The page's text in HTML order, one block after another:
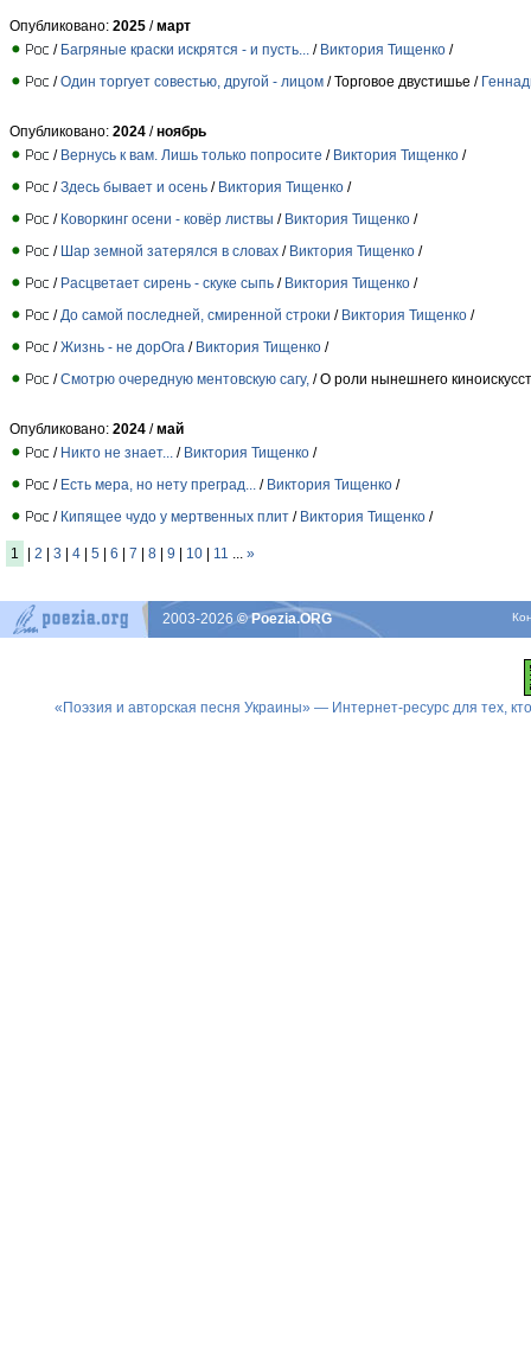
Опубликовано: 2025 /март
/ Багряные краски искрятся - и пусть... / Виктория Тищенко /
/Один торгует совестью, другой - лицом / Торговое двустишье /
Опубликовано: 2024 /ноябрь
/ Вернусь к вам. Лишь только попросите / Виктория Тищенко /
/Здесь бывает и осень / Виктория Тищенко /
/ Коворкинг осени - ковёр листвы / Виктория Тищенко /
/ Шар земной затерялся в словах / Виктория Тищенко /
/ Расцветает сирень - скуке сыпь / Виктория Тищенко /
/ До самой последней, смиренной строки / Виктория Тищенко /
/Жизнь - не дорОга / Виктория Тищенко /
/Смотрю очередную ментовскую сагу, / О роли нынешнего
Опубликовано: 2024 /май
/ Никто не знает... / Виктория Тищенко /
/ Есть мера, но нету преград... / Виктория Тищенко /
/ Кипящее чудо у мертвенных плит / Виктория Тищенко /
1 | 2 | 3 | 4 | 5 | 6 | 7 | 8 | 9 | 10 | 11 »
2003-2026© Poezia.ORG
«Поэзия и авторская песня Украины» — Интернет-ресурс для тех,